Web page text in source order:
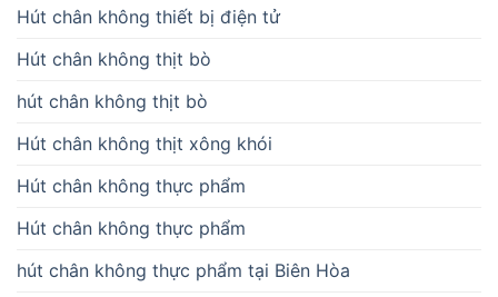
Hút chân không thiết bị điện tử
Hút chân không thịt bò
hút chân không thịt bò
Hút chân không thịt xông khói
Hút chân không thực phẩm
Hút chân không thực phẩm
hút chân không thực phẩm tại Biên Hòa